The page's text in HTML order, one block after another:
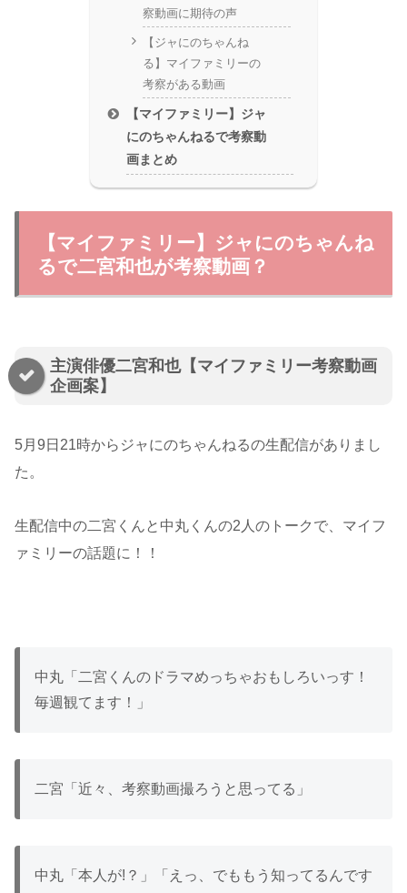
察動画に期待の声
【ジャにのちゃんね
る】マイファミリーの
考察がある動画
【マイファミリー】ジャ
にのちゃんねるで考察動
画まとめ
【マイファミリー】ジャにのちゃんね
るで二宮和也が考察動画？
主演俳優二宮和也【マイファミリー考察動画
企画案】
5月9日21時からジャにのちゃんねるの生配信がありまし
た。
生配信中の二宮くんと中丸くんの2人のトークで、マイフ
ァミリーの話題に！！
中丸「二宮くんのドラマめっちゃおもしろいっす！
毎週観てます！」
二宮「近々、考察動画撮ろうと思ってる」
中丸「本人が!？」「えっ、でももう知ってるんです